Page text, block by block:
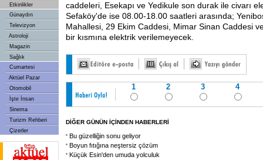
Etkinlikler
Günaydın
Televizyon
Astroloji
Magazin
Sağlık
Cumartesi
Aktüel Pazar
Otomobil
İşte İnsan
Sinema
Turizm Rehberi
Çizerler
caddeleri, Esekapı ve Yedikule son durak ile civarı
Sefaköy'de ise 08.00-18.00 saatleri arasında;
Mahallesi, 29 Ekim Caddesi, Mimar Sinan Caddesi
bir kısmına elektrik verilemeyecek.
1 2 3 4
DİĞER GÜNÜN İÇİNDEN HABERLERİ
Bu güzelliğin sonu geliyor
Boyun fıtığına neştersiz çözüm
Küçük Esin'den umuda yolculuk